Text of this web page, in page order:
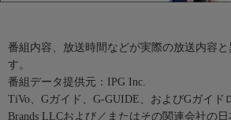
番組内容、放送時間などが実際の放送内容
す。
番組データ提供元：IPG Inc.
TiVo、Gガイド、G-GUIDE、およびGガイド
Brands LLCおよび／またはその関連会社の